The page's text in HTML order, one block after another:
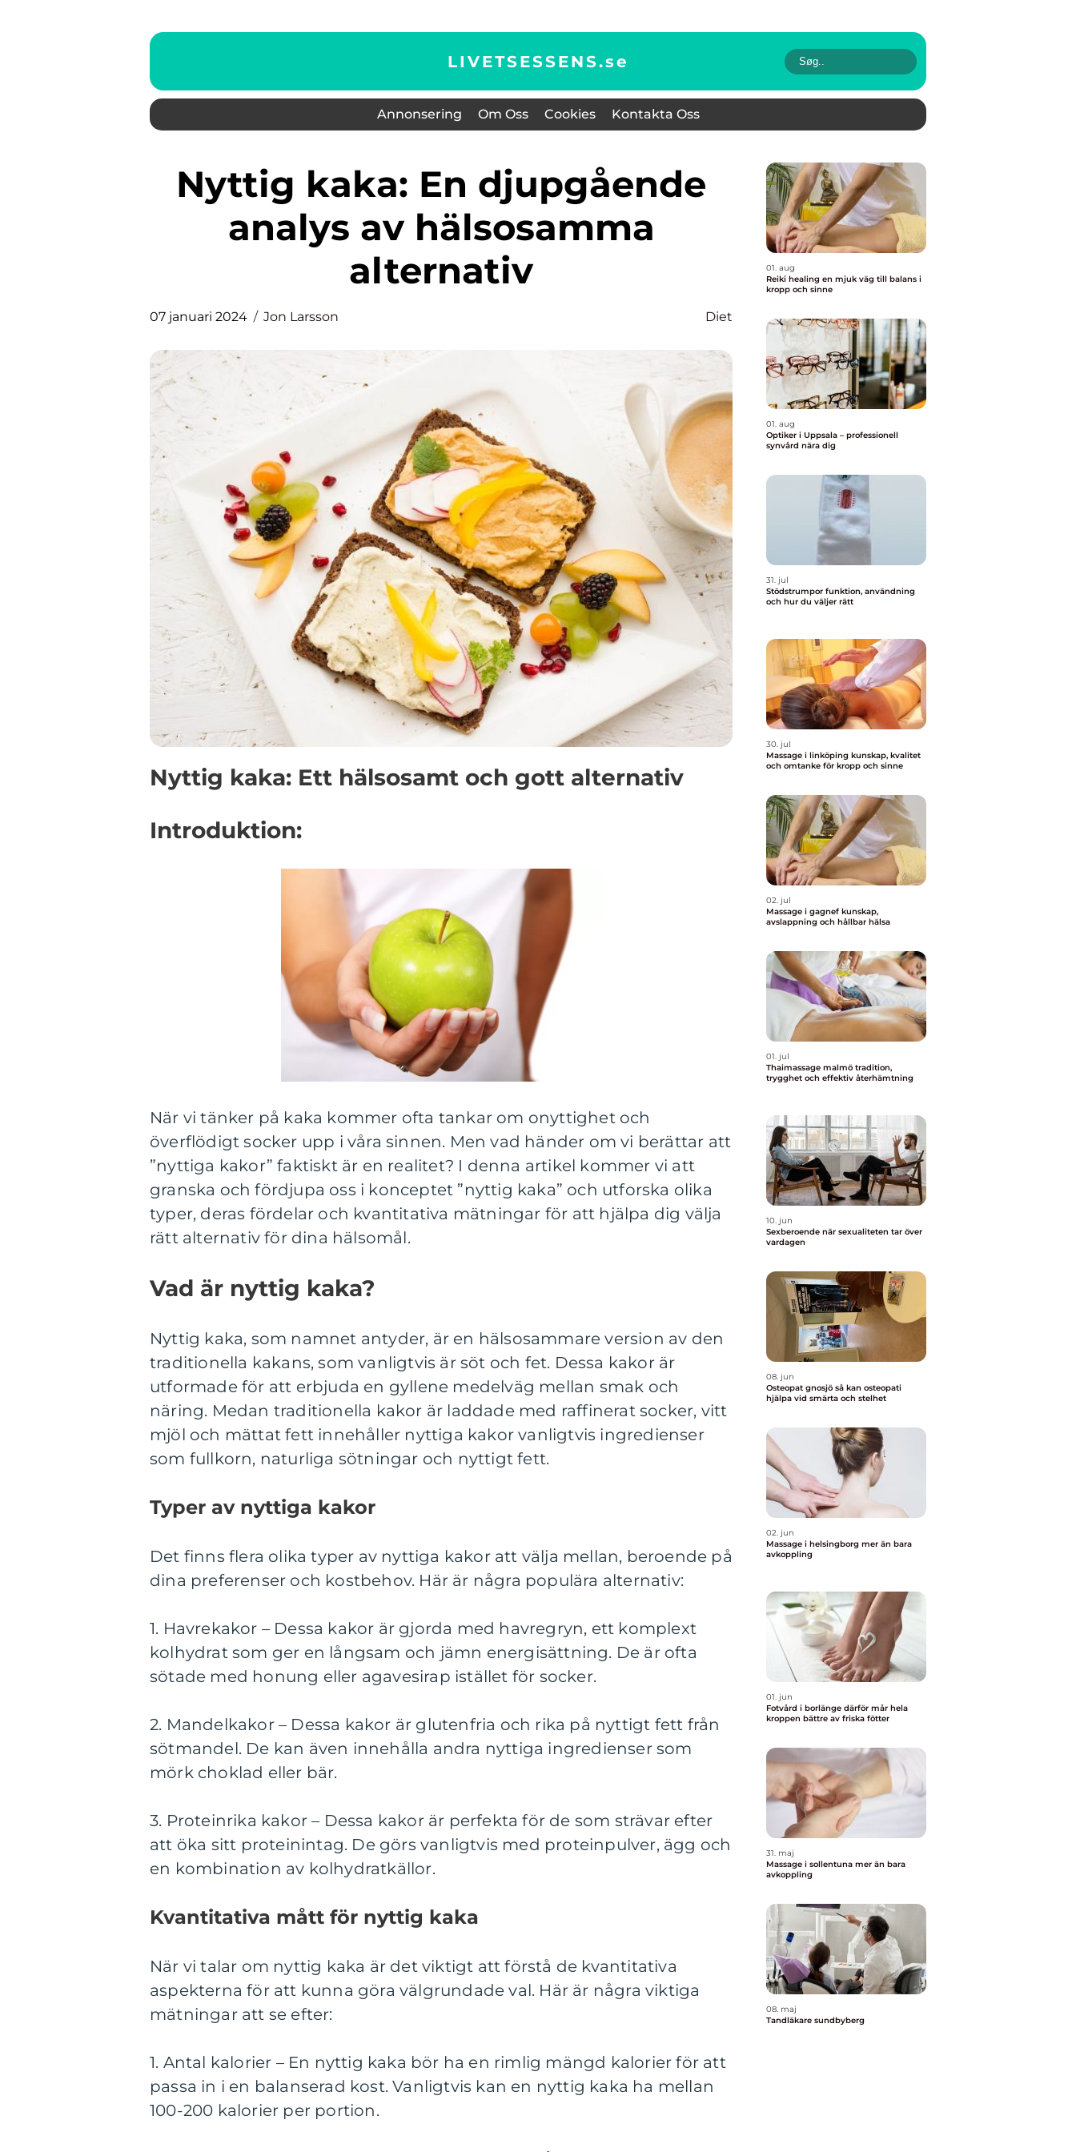
LIVETSESSENS.se
Annonsering Om Oss Cookies Kontakta Oss
Nyttig kaka: En djupgående
analys av hälsosamma
alternativ
07 januari 2024 Jon Larsson Diet
Nyttig kaka: Ett hälsosamt och gott alternativ
Introduktion:
När vi tänker på kaka kommer ofta tankar om onyttighet och
överflödigt socker upp i våra sinnen. Men vad händer om vi berättar att
”nyttiga kakor” faktiskt är en realitet? I denna artikel kommer vi att
granska och fördjupa oss i konceptet ”nyttig kaka” och utforska olika
typer, deras fördelar och kvantitativa mätningar för att hjälpa dig välja
rätt alternativ för dina hälsomål.
Vad är nyttig kaka?
Nyttig kaka, som namnet antyder, är en hälsosammare version av den
traditionella kakans, som vanligtvis är söt och fet. Dessa kakor är
utformade för att erbjuda en gyllene medelväg mellan smak och
näring. Medan traditionella kakor är laddade med raffinerat socker, vitt
mjöl och mättat fett innehåller nyttiga kakor vanligtvis ingredienser
som fullkorn, naturliga sötningar och nyttigt fett.
Typer av nyttiga kakor
Det finns flera olika typer av nyttiga kakor att välja mellan, beroende på
dina preferenser och kostbehov. Här är några populära alternativ:
1. Havrekakor – Dessa kakor är gjorda med havregryn, ett komplext
kolhydrat som ger en långsam och jämn energisättning. De är ofta
sötade med honung eller agavesirap istället för socker.
2. Mandelkakor – Dessa kakor är glutenfria och rika på nyttigt fett från
sötmandel. De kan även innehålla andra nyttiga ingredienser som
mörk choklad eller bär.
3. Proteinrika kakor – Dessa kakor är perfekta för de som strävar efter
att öka sitt proteinintag. De görs vanligtvis med proteinpulver, ägg och
en kombination av kolhydratkällor.
Kvantitativa mått för nyttig kaka
När vi talar om nyttig kaka är det viktigt att förstå de kvantitativa
aspekterna för att kunna göra välgrundade val. Här är några viktiga
mätningar att se efter:
1. Antal kalorier – En nyttig kaka bör ha en rimlig mängd kalorier för att
passa in i en balanserad kost. Vanligtvis kan en nyttig kaka ha mellan
100-200 kalorier per portion.
01. aug
Reiki healing en mjuk väg till balans i
kropp och sinne
01. aug
Optiker i Uppsala – professionell
synvård nära dig
31. jul
Stödstrumpor funktion, användning
och hur du väljer rätt
30. jul
Massage i linköping kunskap, kvalitet
och omtanke för kropp och sinne
02. jul
Massage i gagnef kunskap,
avslappning och hållbar hälsa
01. jul
Thaimassage malmö tradition,
trygghet och effektiv återhämtning
10. jun
Sexberoende när sexualiteten tar över
vardagen
08. jun
Osteopat gnosjö så kan osteopati
hjälpa vid smärta och stelhet
02. jun
Massage i helsingborg mer än bara
avkoppling
01. jun
Fotvård i borlänge därför mår hela
kroppen bättre av friska fötter
31. maj
Massage i sollentuna mer än bara
avkoppling
08. maj
Tandläkare sundbyberg